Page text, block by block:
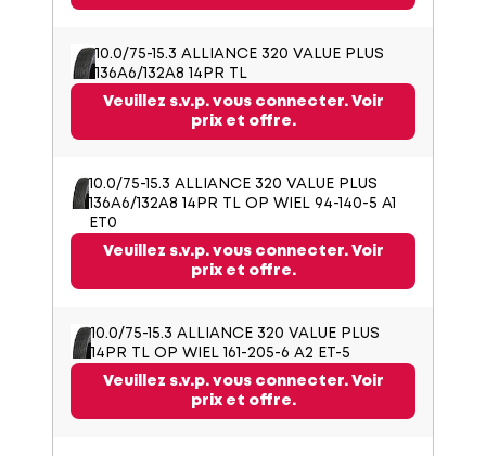
10.0/75-15.3 ALLIANCE 320 VALUE PLUS
136A6/132A8 14PR TL
Veuillez s.v.p. vous connecter. Voir
prix et offre.
10.0/75-15.3 ALLIANCE 320 VALUE PLUS
136A6/132A8 14PR TL OP WIEL 94-140-5 A1
ET0
Veuillez s.v.p. vous connecter. Voir
prix et offre.
10.0/75-15.3 ALLIANCE 320 VALUE PLUS
14PR TL OP WIEL 161-205-6 A2 ET-5
Veuillez s.v.p. vous connecter. Voir
prix et offre.